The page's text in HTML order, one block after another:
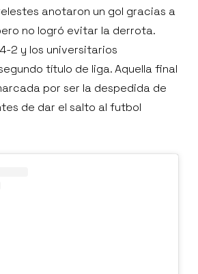
anotaron un gol gracias a
no logró evitar la derrota.
2 y los universitarios
título de liga. Aquella final
por ser la despedida de
de dar el salto al futbol